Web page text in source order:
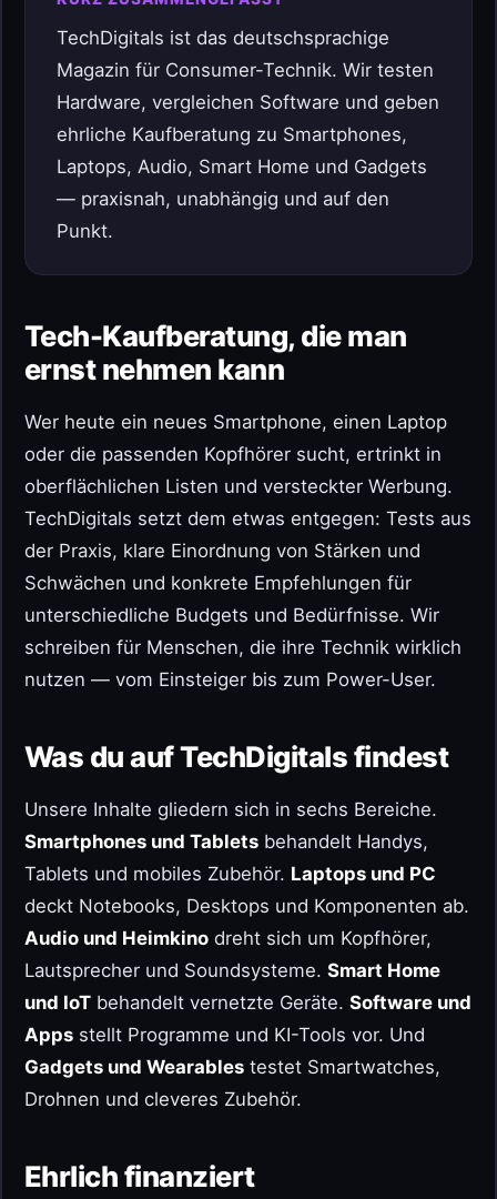
TechDigitals ist das deutschsprachige
Magazin für Consumer-Technik. Wir testen
Hardware, vergleichen Software und geben
ehrliche Kaufberatung zu Smartphones,
Laptops, Audio, Smart Home und Gadgets
— praxisnah, unabhängig und auf den
Punkt.
Tech-Kaufberatung, die man
ernst nehmen kann
Wer heute ein neues Smartphone, einen Laptop
oder die passenden Kopfhörer sucht, ertrinkt in
oberflächlichen Listen und versteckter Werbung.
TechDigitals setzt dem etwas entgegen: Tests aus
der Praxis, klare Einordnung von Stärken und
Schwächen und konkrete Empfehlungen für
unterschiedliche Budgets und Bedürfnisse. Wir
schreiben für Menschen, die ihre Technik wirklich
nutzen — vom Einsteiger bis zum Power-User.
Was du auf TechDigitals findest
Unsere Inhalte gliedern sich in sechs Bereiche.
Smartphones und Tablets behandelt Handys,
Tablets und mobiles Zubehör. Laptops und PC
deckt Notebooks, Desktops und Komponenten ab.
Audio und Heimkino dreht sich um Kopfhörer,
Lautsprecher und Soundsysteme. Smart Home
und IoT behandelt vernetzte Geräte. Software und
Apps stellt Programme und KI-Tools vor. Und
Gadgets und Wearables testet Smartwatches,
Drohnen und cleveres Zubehör.
Ehrlich finanziert